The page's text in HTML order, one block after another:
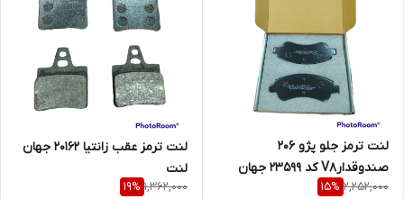
لنت ترمز جلو پژو 206
صندوقدارV8 کد 23599 جهان
لنت
2,252,000
15%
لنت ترمز عقب زانتیا 20162 جهان
لنت
1,362,000
19%